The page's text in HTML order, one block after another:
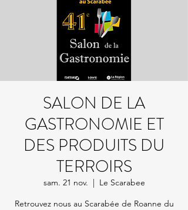
SALON DE LA
GASTRONOMIE ET
DES PRODUITS DU
TERROIRS
sam. 21 nov.
  |
Le Scarabee
Retrouvez nous au Scarabée de Roanne du